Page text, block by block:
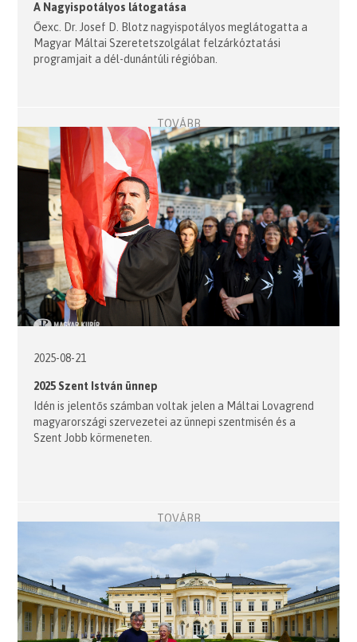
A Nagyispotályos látogatása
Őexc. Dr. Josef D. Blotz nagyispotályos meglátogatta a
Magyar Máltai Szeretetszolgálat felzárkóztatási
programjait a dél-dunántúli régióban.
TOVÁBB
2025-08-21
2025 Szent István ünnep
Idén is jelentős számban voltak jelen a Máltai Lovagrend
magyarországi szervezetei az ünnepi szentmisén és a
Szent Jobb körmeneten.
TOVÁBB